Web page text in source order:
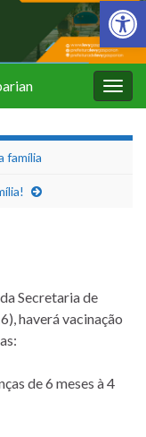
Barra de
família
Secretaria de
haverá vacinação
de 6 meses à 4